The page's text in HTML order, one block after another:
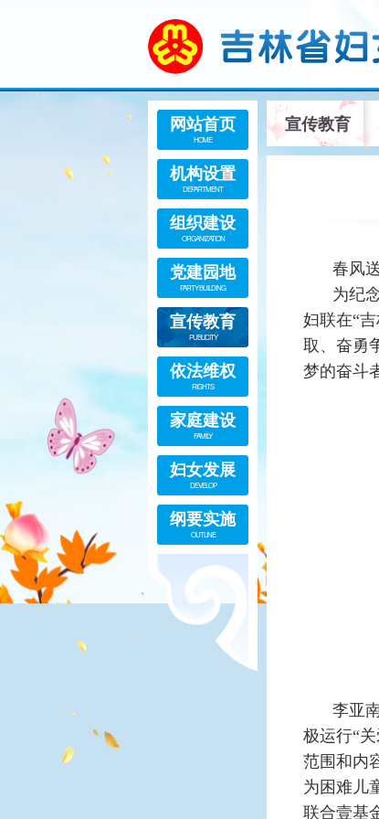
网站首页
HOME
机构设置
DEPARTMENT
组织建设
ORGANIZATION
党建园地
PARTY BUILDING
宣传教育
PUBLICITY
依法维权
RIGHTS
家庭建设
FAMILY
妇女发展
DEVELOP
纲要实施
OUTLINE
宣传教育
春风
为纪
妇联在“
取、奋勇
梦的奋斗
李亚
极运行“
范围和内
为困难儿
联合壹基